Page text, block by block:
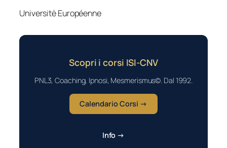
Universitè Européenne
Scopri i corsi ISI-CNV
PNL3, Coaching, Ipnosi, Mesmerismus©. Dal 1992.
Calendario Corsi →
Info →